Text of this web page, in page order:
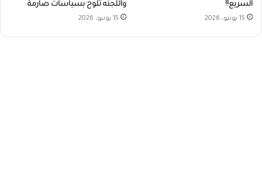
السريع!!
15 يونيو، 2026
واللجنه تلوح بسياسات صارمة
15 يونيو، 2026